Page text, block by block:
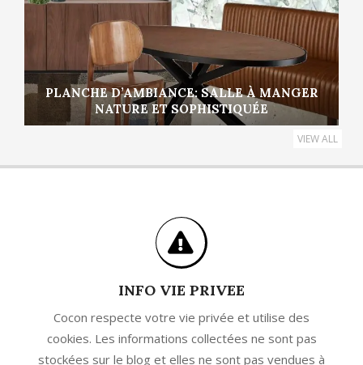
PLANCHE D’AMBIANCE: SALLE À MANGER
NATURE ET SOPHISTIQUÉE
VIEW ALL
INFO VIE PRIVEE
Cocon respecte votre vie privée et utilise des
cookies. Les informations collectées ne sont pas
stockées sur le blog et elles ne sont pas vendues à